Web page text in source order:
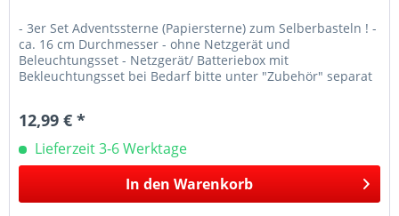
- 3er Set Adventssterne (Papiersterne) zum Selberbasteln ! -
ca. 16 cm Durchmesser - ohne Netzgerät und
Beleuchtungsset - Netzgerät/ Batteriebox mit
Bekleuchtungsset bei Bedarf bitte unter "Zubehör" separat
12,99 € *
Lieferzeit 3-6 Werktage
In den Warenkorb